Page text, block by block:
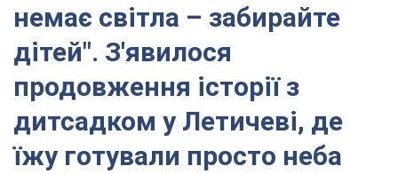
немає світла – забирайте
дітей". З'явилося
продовження історії з
дитсадком у Летичеві, де
їжу готували просто неба